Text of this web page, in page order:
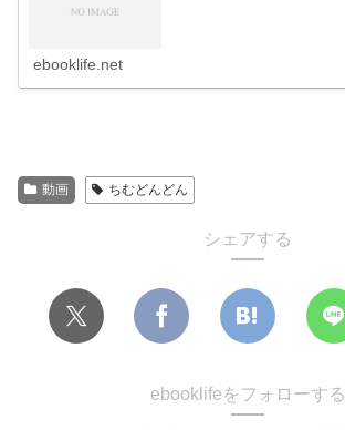
ebooklife.net
動画 ちむどんどん
シェアする
ebooklifeをフォローする